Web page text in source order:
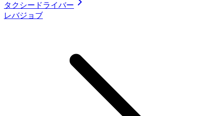
タクシードライバー
レバジョブ